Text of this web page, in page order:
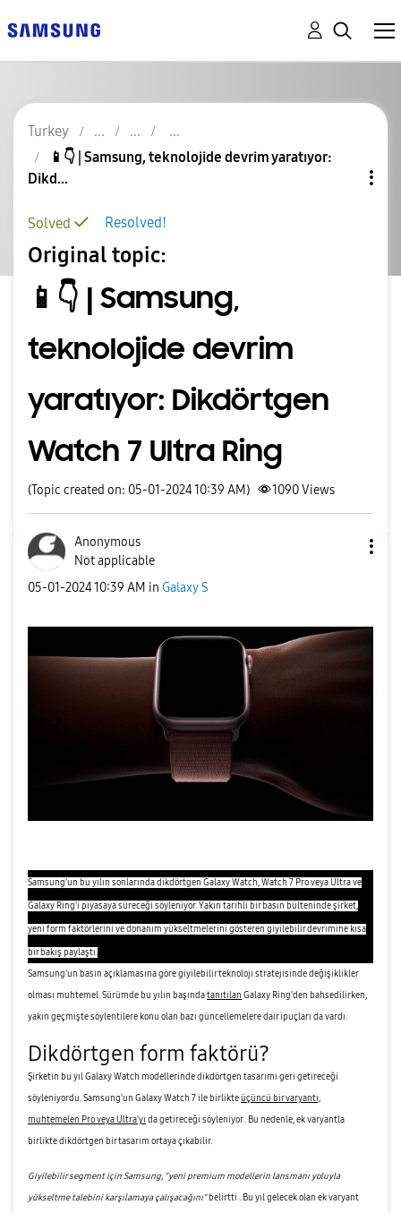
Turkey
📱👇 | Samsung, teknolojide devrim yaratıyor:
Dikd...
Resolved!
Solved
Original topic:
📱👇 | Samsung,
teknolojide devrim
yaratıyor: Dikdörtgen
Watch 7 Ultra Ring
(Topic created on: 05-01-2024 10:39 AM) 1090Views
Anonymous
Not applicable
‎05-01-202410:39 AM in Galaxy S
Samsung'un bu yılın sonlarında dikdörtgen Galaxy Watch, Watch 7 Pro veya Ultra ve
Galaxy Ring'i piyasaya süreceği söyleniyor. Yakın tarihli bir basın bülteninde şirket,
yeni form faktörlerini ve donanım yükseltmelerini gösteren giyilebilir devrimine kısa
bir bakış paylaştı.
Samsung'un basın açıklamasına göre giyilebilir teknoloji stratejisinde değişiklikler
olması muhtemel. Sürümde bu yılın başındatanıtılan Galaxy Ring'den bahsedilirken,
yakın geçmişte söylentilere konu olan bazı güncellemelere dair ipuçları da vardı.
Dikdörtgen form faktörü?
Şirketin bu yıl Galaxy Watch modellerinde dikdörtgen tasarımı geri getireceği
söyleniyordu. Samsung'un Galaxy Watch 7 ile birlikteüçüncü bir varyantı,
muhtemelen Pro veya Ultra'yı da getireceği söyleniyor . Bu nedenle, ek varyantla
birlikte dikdörtgen bir tasarım ortaya çıkabilir.
Giyilebilir segment için Samsung, "yeni premium modellerin lansmanı yoluyla
yükseltme talebini karşılamaya çalışacağını"belirtti . Bu yıl gelecek olan ek varyant